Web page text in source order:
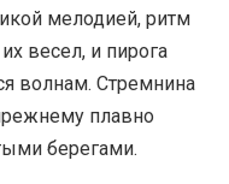
мелодией, ритм
весел, и пирога
волнам. Стремнина
плавно
берегами.